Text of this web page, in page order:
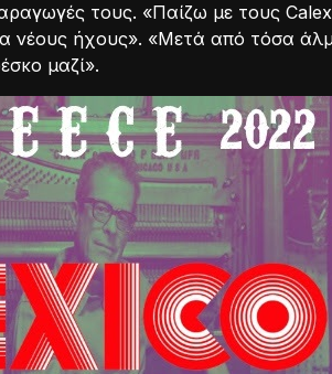
τους. «Παίζω με τους
νέους ήχους». «Μετά από τόσα
μαζί».